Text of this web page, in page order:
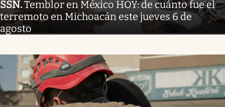
SSN.Temblor en México HOY: de cuánto fue el
terremoto en Michoacán este jueves 6 de
agosto